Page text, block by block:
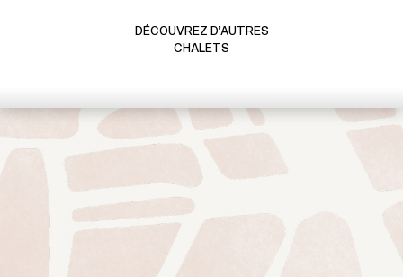
DÉCOUVREZ D’AUTRES
CHALETS